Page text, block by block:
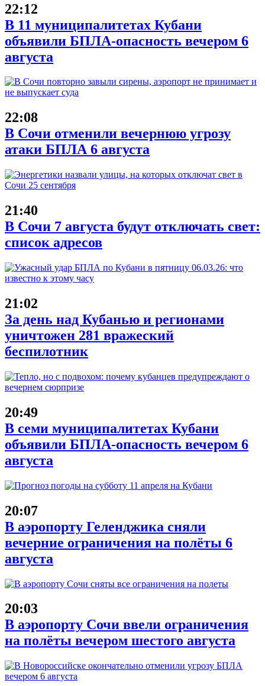
22:12
В 11 муниципалитетах Кубани
объявили БПЛА-опасность вечером 6
августа
22:08
В Сочи отменили вечернюю угрозу
атаки БПЛА 6 августа
21:40
В Сочи 7 августа будут отключать свет:
список адресов
21:02
За день над Кубанью и регионами
уничтожен 281 вражеский
беспилотник
20:49
В семи муниципалитетах Кубани
объявили БПЛА-опасность вечером 6
августа
20:07
В аэропорту Геленджика сняли
вечерние ограничения на полёты 6
августа
20:03
В аэропорту Сочи ввели ограничения
на полёты вечером шестого августа